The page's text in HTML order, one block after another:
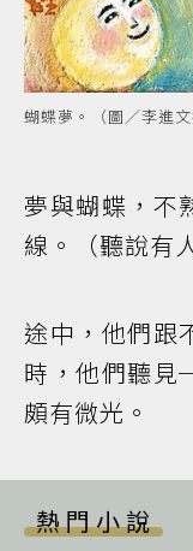
蝴蝶夢。（圖／李進文
夢與蝴蝶，不
線。（聽說有
途中，他們跟
時，他們聽見
頗有微光。
熱門小說